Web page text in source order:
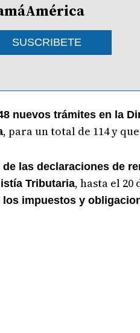
SUSCRIBETE
nuevos trámites en la
, para un total de 114 y
las declaraciones de
Tributaria, hasta el 20
impuestos y